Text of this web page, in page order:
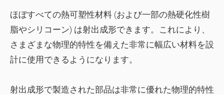
ほぼすべての熱可塑性材料 (および一部の熱硬化性樹
脂やシリコーン) は射出成形できます。これにより、
さまざまな物理的特性を備えた非常に幅広い材料を設
計に使用できるようになります。
射出成形で製造された部品は非常に優れた物理的特性